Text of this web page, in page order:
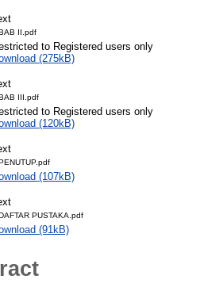
II.pdf
to Registered users only
(275kB)
III.pdf
to Registered users only
(120kB)
(107kB)
PUSTAKA.pdf
(91kB)